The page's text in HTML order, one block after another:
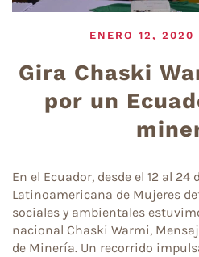
ENERO 12, 2020
Gira Chaski
por un
En el Ecuador, desde el 12 al 24
Latinoamericana de Mujeres
sociales y ambientales
nacional Chaski Warmi,
de Minería. Un recorrido